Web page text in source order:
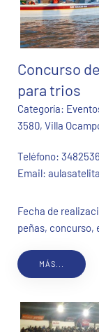
Concurso
para trios
Categoría:
3580, Villa
Teléfono:
Email:
Fecha de
peñas, concurso,
MÁS...